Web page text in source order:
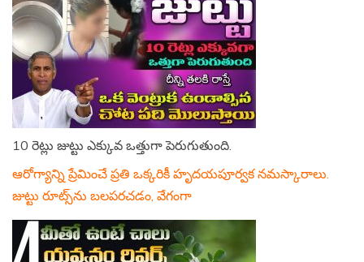
10 రెట్లు జుట్టు ఎక్కువ ఒత్తుగా పెరుగుతుంది.
ఆరోగ్యాన్ని ప్రేమించే ప్రతి ఒక్కరికీ హృదయపూర్వక నమస్కారాలు.
జుట్టు రూట్స్‌ను బలపరచడం, వేగంగా